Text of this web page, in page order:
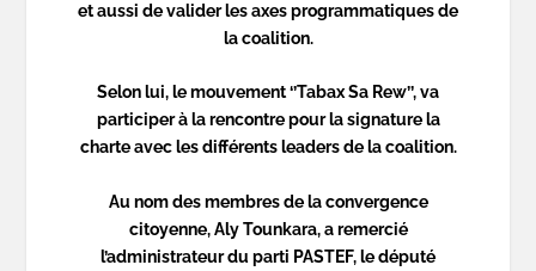
et aussi de valider les axes programmatiques de
la coalition.
Selon lui, le mouvement ‘’Tabax Sa Rew’’, va
participer à la rencontre pour la signature la
charte avec les différents leaders de la coalition.
Au nom des membres de la convergence
citoyenne, Aly Tounkara, a remercié
l’administrateur du parti PASTEF, le député